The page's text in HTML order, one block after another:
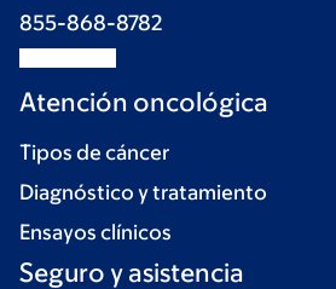
855-868-8782
Atención oncológica
Tipos de cáncer
Diagnóstico y tratamiento
Ensayos clínicos
Seguro y asistencia